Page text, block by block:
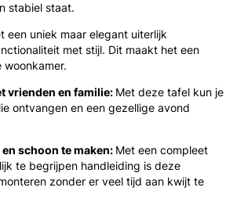
stabiel staat.
een uniek maar elegant uiterlijk
met stijl. Dit maakt het een
vrienden en familie: Met deze tafel kun je
ontvangen en een gezellige avond
schoon te maken: Met een compleet
te begrijpen handleiding is deze
zonder er veel tijd aan kwijt te